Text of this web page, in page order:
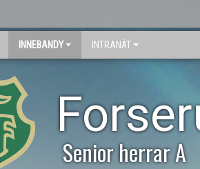
INNEBANDY INTRANÄT
Senior herrar A